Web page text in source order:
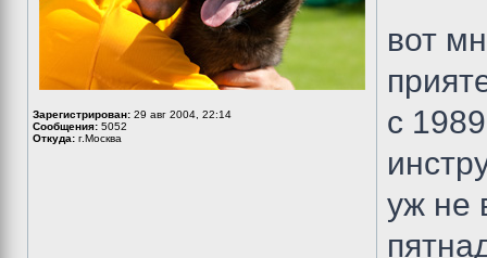
Зарегистрирован: 29 авг 2004, 22:14
Сообщения: 5052
Откуда: г.Москва
вот
с
уж не